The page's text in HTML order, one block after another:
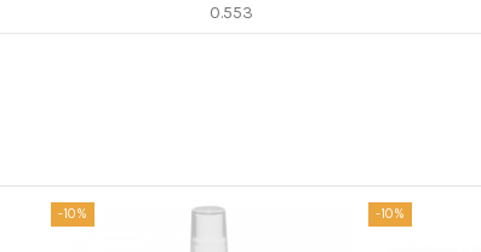
0.553
-10% -10%